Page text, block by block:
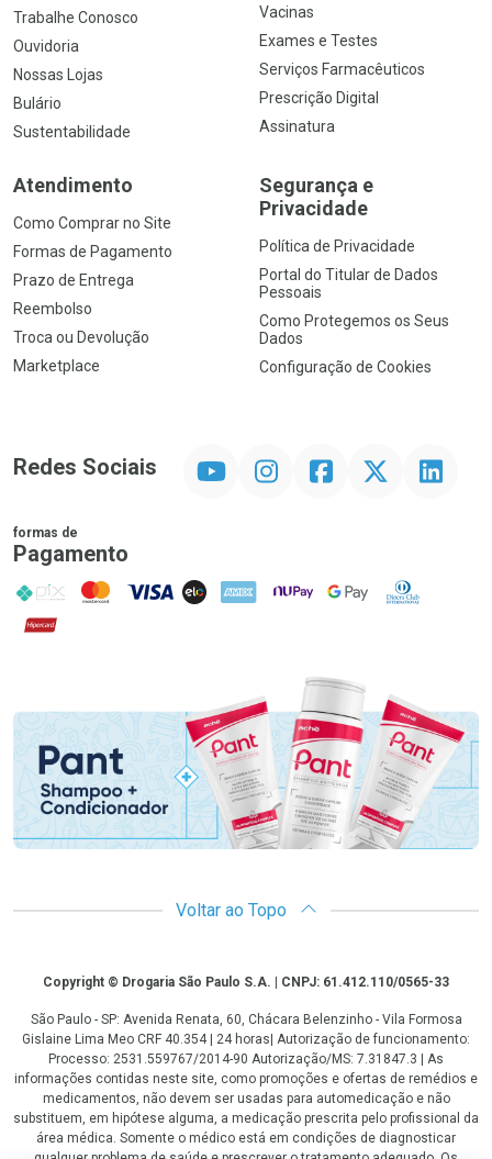
Trabalhe Conosco
Ouvidoria
Nossas Lojas
Bulário
Sustentabilidade
Vacinas
Exames e Testes
Serviços Farmacêuticos
Prescrição Digital
Assinatura
Atendimento
Como Comprar no Site
Formas de Pagamento
Prazo de Entrega
Reembolso
Troca ou Devolução
Marketplace
Segurança e
Privacidade
Política de Privacidade
Portal do Titular de Dados
Pessoais
Como Protegemos os Seus
Dados
Configuração de Cookies
Redes Sociais InstagramFacebookTwitter Linkedin
formas de
Pagamento
PIX MasterCard
VISA ELO AMEX NuPay Google PayDiners Club
Hipercard
Promoção em Destaque
Voltar ao Topo
CopyrightCopyright © Drogaria São Paulo S.A. | CNPJ: 61.412.110/0565-33
São Paulo - SP: Avenida Renata, 60, Chácara Belenzinho - Vila Formosa
Gislaine Lima Meo CRF 40.354 | 24 horas| Autorização de funcionamento:
Processo: 2531.559767/2014-90 Autorização/MS: 7.31847.3 | As
informações contidas neste site, como promoções e ofertas de remédios e
medicamentos, não devem ser usadas para automedicação e não
substituem, em hipótese alguma, a medicação prescrita pelo profissional da
área médica. Somente o médico está em condições de diagnosticar